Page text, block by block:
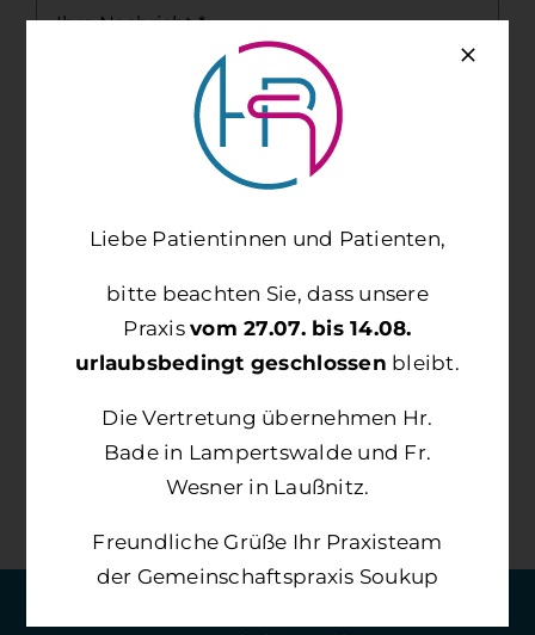
Ich bin bereits Patient bei Ihnen
Hiermit akzeptiere ich den Umgang mit
Nutzerdaten, wie in der
Datenschutzerklärung (Link im Footer)
angegeben.
Absenden
Liebe Patientinnen und Patienten,
bitte beachten Sie, dass unsere
Praxisvom 27.07. bis 14.08.
urlaubsbedingt geschlossen bleibt.
Die Vertretung übernehmen Hr.
Bade in Lampertswalde und Fr.
Wesner in Laußnitz.
Freundliche Grüße Ihr Praxisteam
der Gemeinschaftspraxis Soukup